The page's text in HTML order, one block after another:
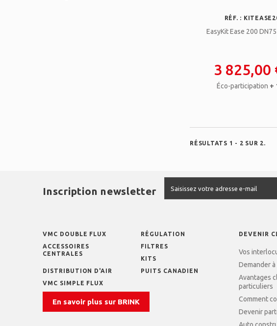
RÉF. :
EasyKit Ease 200
3 825,00
Éco-participation +
RÉSULTATS 1 - 2 SUR 2.
Inscription newsletter
VMC DOUBLE FLUX
RÉGULATION
ACCESSOIRES
CENTRALES
FILTRES
KITS
DISTRIBUTION D'AIR
PUITS CANADIEN
VMC SIMPLE FLUX
En savoir plus sur BRINK
DEVENIR
Vos
Demander
Avantages
particuliers
Comment
Devenir